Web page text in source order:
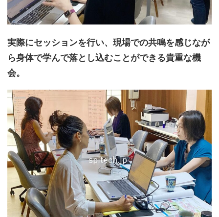
実際にセッションを行い、現場での共鳴を感じなが
ら身体で学んで落とし込むことができる貴重な機
会。